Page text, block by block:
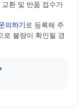
환 및 반품 접수가
의하기로 등록해 주
로 불량이 확인될 경